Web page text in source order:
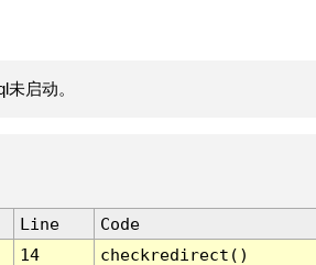
启动。
Line
Code
14
checkredirect()